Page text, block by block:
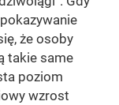
że osoby
takie same
poziom
wzrost